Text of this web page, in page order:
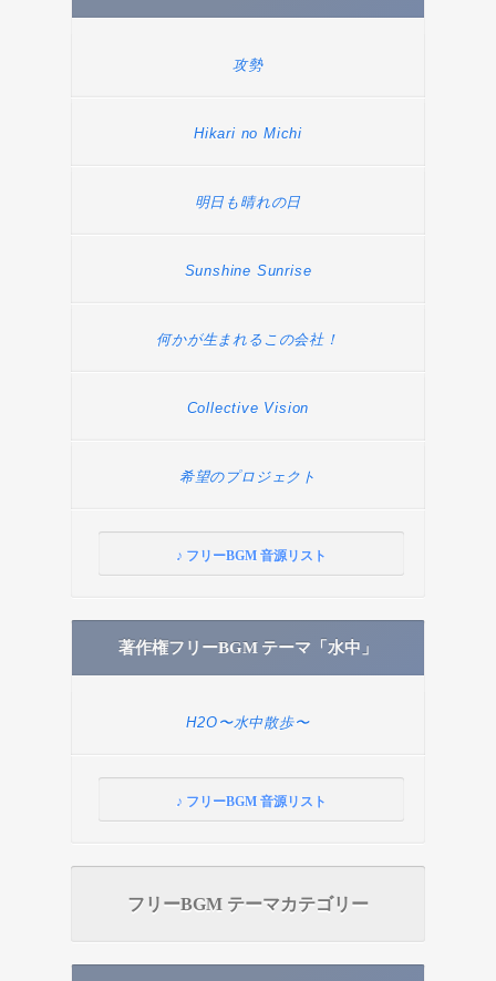
攻勢
Hikari no Michi
明日も晴れの日
Sunshine Sunrise
何かが生まれるこの会社！
Collective Vision
希望のプロジェクト
♪ フリーBGM 音源リスト
著作権フリーBGM テーマ「水中」
H2O〜水中散歩〜
♪ フリーBGM 音源リスト
フリーBGM テーマカテゴリー